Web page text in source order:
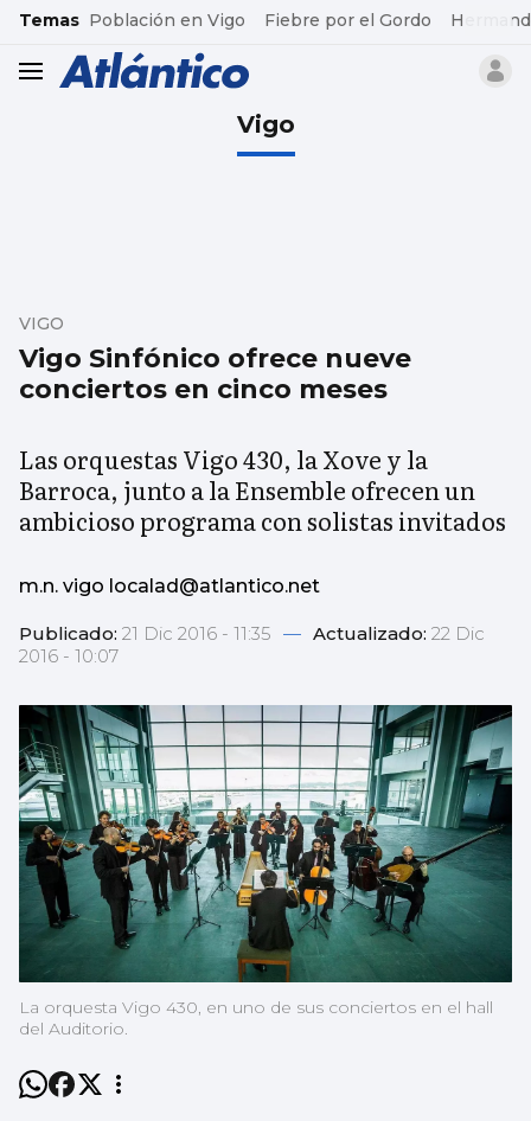
common.go-to-content
Temas Población en Vigo Fiebre por el Gordo
header.menu.open
Vigo
Vigo Sinfónico ofrece nueve
conciertos en cinco meses
VIGO
Las orquestas Vigo 430, la Xove y la
Barroca, junto a la Ensemble ofrecen un
ambicioso programa con solistas invitados
m.n. vigo localad@atlantico.net
Publicado: 21 Dic 2016 - 11:35 — Actualizado: 22 Dic
2016 - 10:07
La orquesta Vigo 430, en uno de sus conciertos en el hall
del Auditorio.